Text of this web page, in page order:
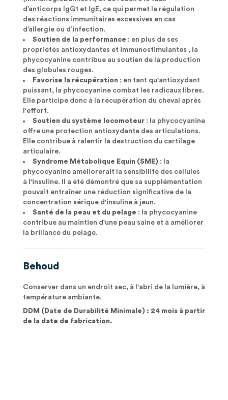
d’anticorps IgG1 et IgE, ce qui permet la régulation
des réactions immunitaires excessives en cas
d’allergie ou d’infection.
Soutien de la performance : en plus de ses
propriétés antioxydantes et immunostimulantes , la
phycocyanine contribue au soutien de la production
des globules rouges.
Favorise la récupération : en tant qu'antioxydant
puissant, la phycocyanine combat les radicaux libres.
Elle participe donc à la récupération du cheval après
l'effort.
Soutien du système locomoteur: la phycocyanine
offre une protection antioxydante des articulations.
Elle contribue à ralentir la destruction du cartilage
articulaire.
Syndrome Métabolique Equin (SME) : la
phycocyanine améliorerait la sensibilité des cellules
à l'insuline. Il a été démontré que sa supplémentation
pouvait entraîner une réduction significative de la
concentration sérique d'insuline à jeun.
Santé de la peau et du pelage : la phycocyanine
contribue au maintien d'une peau saine et à améliorer
la brillance du pelage.
Behoud
Conserver dans un endroit sec, à l'abri de la lumière, à
température ambiante.
DDM (Date de Durabilité Minimale) : 24 mois à partir
de la date de fabrication.